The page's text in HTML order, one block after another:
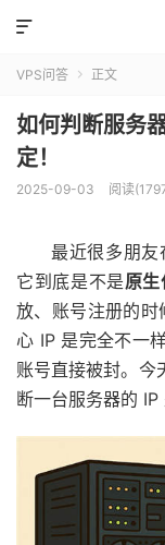

VPS问答  正文
如何判断服务
定！
2025-09-03 阅读
最近很多朋友
它到底是不是原生
放、账号注册的
心 IP 是完全不一
账号直接被封。今
断一台服务器的 IP